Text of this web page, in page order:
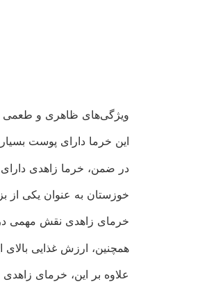
ویژگی‌های ظاهری و طعمی
این خرما دارای پوست
در ضمن، خرما زاهدی
خوزستان به عنوان یکی از
خرمای زاهدی نقش مهمی در
همچنین، ارزش غذایی
علاوه بر این، خرمای